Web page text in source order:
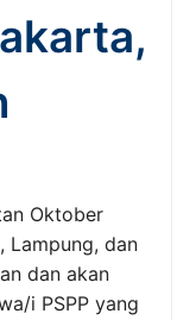
Oktober
Lampung, dan
dan akan
i PSPP yang